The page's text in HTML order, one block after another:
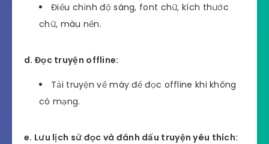
Điều chỉnh độ sáng, font chữ, kích thước
chữ, màu nền.
d. Đọc truyện offline:
Tải truyện về máy để đọc offline khi không
có mạng.
e. Lưu lịch sử đọc và đánh dấu truyện yêu thích: